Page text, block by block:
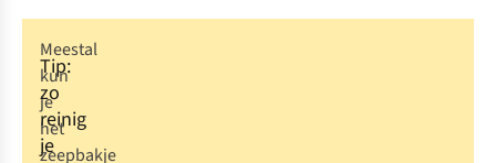
Tip:
zo
reinig
je
Meestal
kun
je
het
zeepbakje